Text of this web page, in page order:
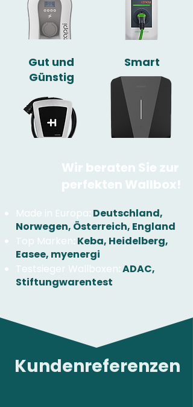
Gut und
Günstig
Smart
Wir beraten Sie zur
perfekten Wallbox!
Made in Europa: Deutschland,
Norwegen, Österreich, England
Top Marken: Keba, Heidelberg,
Easee, myenergi
Testsieger Wallboxen:ADAC,
Stiftungwarentest
Kundenreferenzen